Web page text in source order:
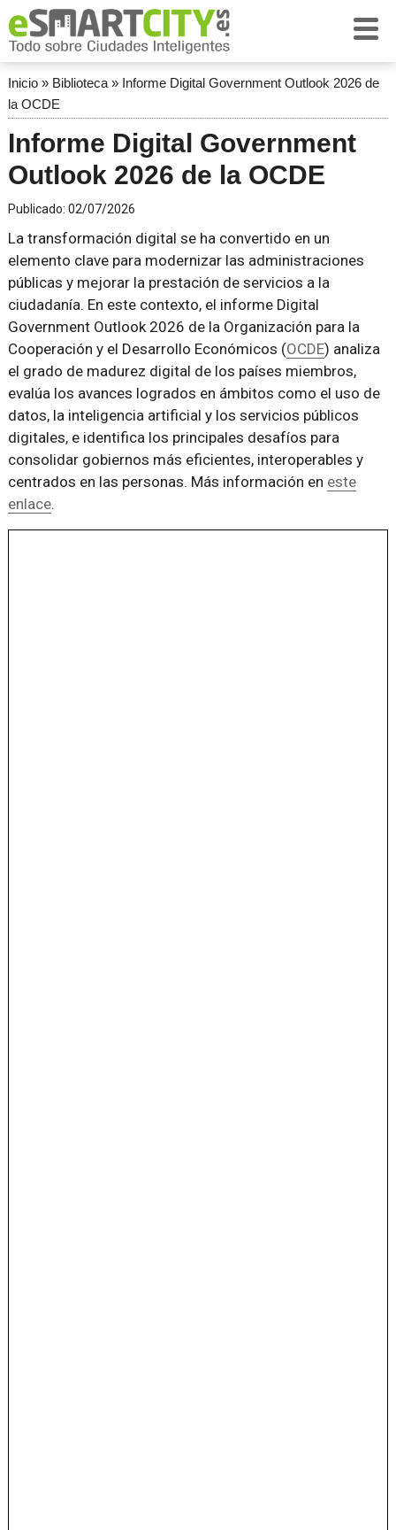
Inicio» Biblioteca» Informe Digital Government Outlook 2026 de
la OCDE
Informe Digital Government
Outlook 2026 de la OCDE
Publicado: 02/07/2026
La transformación digital se ha convertido en un
elemento clave para modernizar las administraciones
públicas y mejorar la prestación de servicios a la
ciudadanía. En este contexto, el informe Digital
Government Outlook 2026 de la Organización para la
Cooperación y el Desarrollo Económicos (OCDE) analiza
el grado de madurez digital de los países miembros,
evalúa los avances logrados en ámbitos como el uso de
datos, la inteligencia artificial y los servicios públicos
digitales, e identifica los principales desafíos para
consolidar gobiernos más eficientes, interoperables y
centrados en las personas. Más información en este
enlace.